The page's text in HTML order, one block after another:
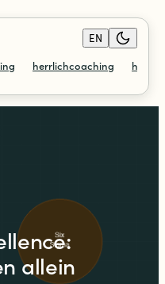
herrlichcoaching
EN
allein